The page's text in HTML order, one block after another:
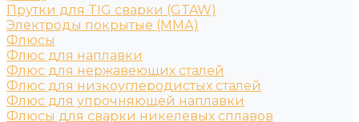
Прутки для TIG сварки (GTAW)
Электроды покрытые (ММА)
Флюсы
Флюс для наплавки
Флюс для нержавеющих сталей
Флюс для низкоуглеродистых сталей
Флюс для упрочняющей наплавки
Флюсы для сварки никелевых сплавов